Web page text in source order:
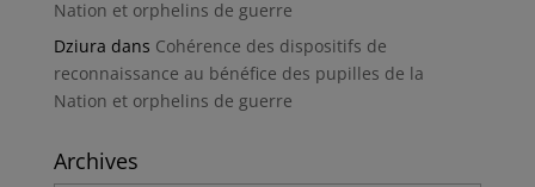
Nation et orphelins de guerre
Dziura dans Cohérence des dispositifs de
reconnaissance au bénéfice des pupilles de la
Nation et orphelins de guerre
Archives